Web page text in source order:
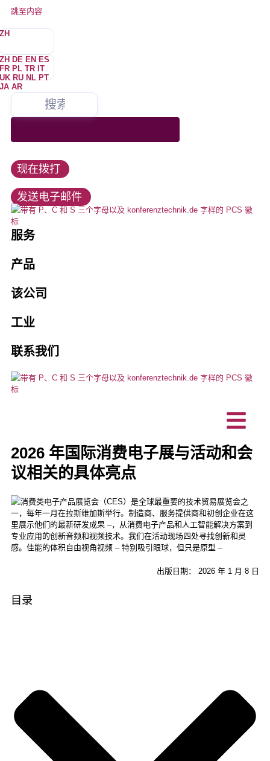
跳至内容
ZH
ZH DE EN ES
FR PL TR IT
UKRUNLPT
JA AR
现在拨打
发送电子邮件
服务
我们为会议和媒体技术的所有领域提供服务，是同声传译技术和多语
言活动的市场领导者之一。
让
口译
维护和保养
定制产品
产品
向我们租赁、购买或租借所有会议技术产品。我们是所有知名制造商
的销售合作伙伴。
活动技术
会议室捆绑包
LED 墙、LED 技术
乘客引导系统
对讲站/桌面麦克风
该公司
我们始终致力于以最佳方式满足客户的需求。我们公平合作的态度
是您项目成功的保证，也是我们长期成功的战略基础。
工作机会
教育
这就是我们
PCS 的 10 个充分理由
新闻
工业
我们为众多客户提供服务，熟悉行业的需求、潮流和发展。
联邦政府、州、城市、政治
教育与大学
机构
商业企业
联系我们
我们不咬人。我们也不会惹恼 –，但有时会。偶尔很少。几乎没有
+49 211 737798-13
info@konferenztechnik.de
所有触点选项
这是示例文本，单击 "编辑” 按钮更改此文本。
2026 年国际消费电子展与活动和会
议相关的具体亮点
出版日期： 2026 年 1 月 8 日
目录